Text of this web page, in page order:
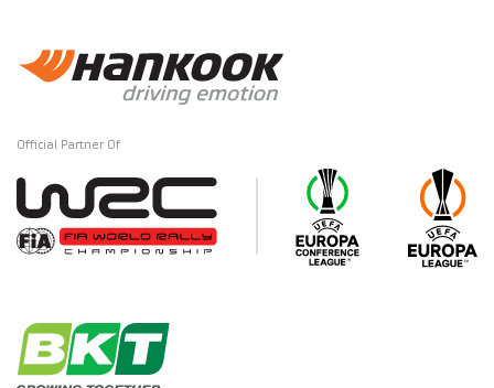
Official Partner Of